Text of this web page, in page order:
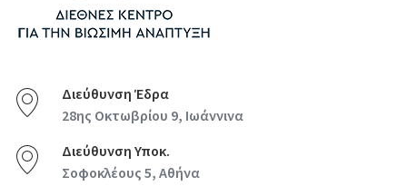
Διεύθυνση Έδρα
28ης Οκτωβρίου 9, Ιωάννινα
Διεύθυνση Υποκ.
Σοφοκλέους 5, Αθήνα